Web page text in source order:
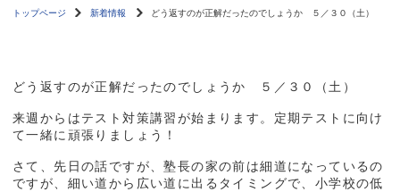
トップページ 新着情報 どう返すのが正解だったのでしょうか ５／３０（土）
どう返すのが正解だったのでしょうか ５／３０（土）
来週からはテスト対策講習が始まります。定期テストに向け
て一緒に頑張りましょう！
さて、先日の話ですが、塾長の家の前は細道になっているの
ですが、細い道から広い道に出るタイミングで、小学校の低